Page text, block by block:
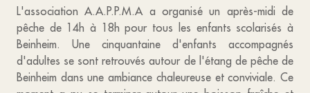
L'association A.A.P.P.M.A a organisé un après-midi de
pêche de 14h à 18h pour tous les enfants scolarisés à
Beinheim. Une cinquantaine d'enfants accompagnés
d'adultes se sont retrouvés autour de l'étang de pêche de
Beinheim dans une ambiance chaleureuse et conviviale. Ce